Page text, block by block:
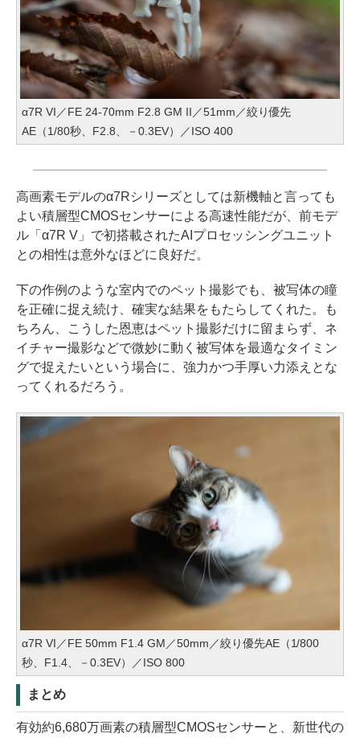
α7R VI／FE 24-70mm F2.8 GM II／51mm／絞り優先
AE（1/80秒、F2.8、－0.3EV）／ISO 400
高画素モデルのα7Rシリーズとしては新機軸と言っても
よい積層型CMOSセンサーによる高速性能だが、前モデ
ル「α7R V」で初搭載されたAIプロセッシングユニット
との相性は意外なほどに良好だ。
下の作例のような室内でのペット撮影でも、被写体の瞳
を正確に捉え続け、確実な結果をもたらしてくれた。も
ちろん、こうした恩恵はペット撮影だけに留まらず、ネ
イチャー撮影などで微妙に動く被写体を最適なタイミン
グで捉えたいという場合に、強力かつ手厚い力添えとな
ってくれるだろう。
α7R VI／FE 50mm F1.4 GM／50mm／絞り優先AE（1/800
秒、F1.4、－0.3EV）／ISO 800
まとめ
有効約6,680万画素の積層型CMOSセンサーと、新世代の